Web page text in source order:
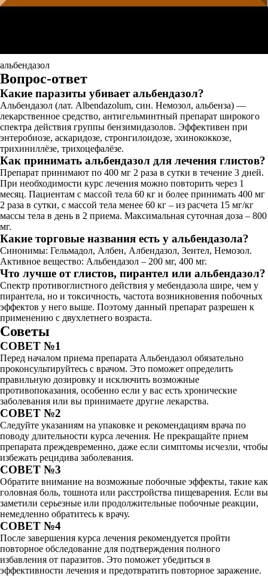
альбендазол
Вопрос-ответ
Какие паразиты убивает альбендазол?
Альбендазол (лат. Albendazolum, син. Немозол, альбенза) —
лекарственное средство, антигельминтный препарат широкого
спектра действия группы бензимидазолов. Эффективен при
энтеробиозе, аскаридозе, стронгилоидозе, эхинококкозе,
трихиниллёзе, трихоцефалёзе.
Как принимать альбендазол для лечения глистов?
Препарат принимают по 400 мг 2 раза в сутки в течение 3 дней.
При необходимости курс лечения можно повторить через 1
месяц. Пациентам с массой тела 60 кг и более принимать 400 мг
2 раза в сутки, с массой тела менее 60 кг – из расчета 15 мг/кг
массы тела в день в 2 приема. Максимальная суточная доза – 800
мг.
Какие торговые названия есть у альбендазола?
Синонимы: Гельмадол, Албен, Албендазол, Зентел, Немозол.
Активное вещество: Альбендазол – 200 мг, 400 мг.
Что лучше от глистов, пирантел или альбендазол?
Спектр противоглистного действия у мебендазола шире, чем у
пирантела, но и токсичность, частота возникновения побочных
эффектов у него выше. Поэтому данный препарат разрешен к
применению с двухлетнего возраста.
Советы
СОВЕТ №1
Перед началом приема препарата Альбендазол обязательно
проконсультируйтесь с врачом. Это поможет определить
правильную дозировку и исключить возможные
противопоказания, особенно если у вас есть хронические
заболевания или вы принимаете другие лекарства.
СОВЕТ №2
Следуйте указаниям на упаковке и рекомендациям врача по
поводу длительности курса лечения. Не прекращайте прием
препарата преждевременно, даже если симптомы исчезли, чтобы
избежать рецидива заболевания.
СОВЕТ №3
Обратите внимание на возможные побочные эффекты, такие как
головная боль, тошнота или расстройства пищеварения. Если вы
заметили серьезные или продолжительные побочные реакции,
немедленно обратитесь к врачу.
СОВЕТ №4
После завершения курса лечения рекомендуется пройти
повторное обследование для подтверждения полного
избавления от паразитов. Это поможет убедиться в
эффективности лечения и предотвратить повторное заражение.